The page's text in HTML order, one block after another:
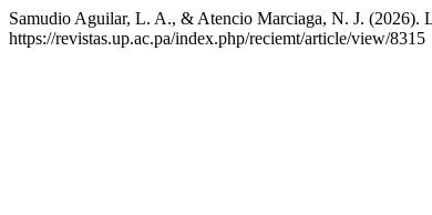
Samudio Aguilar, L. A., & Atencio Marciaga, N. J. (2026).
https://revistas.up.ac.pa/index.php/reciemt/article/view/8315